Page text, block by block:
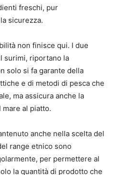
freschi, pur
sicurezza.
non finisce qui. I due
surimi, riportano la
solo si fa garante della
e di metodi di pesca che
ma assicura anche la
al piatto.
anche nella scelta del
range etnico sono
per permettere al
la quantità di prodotto che